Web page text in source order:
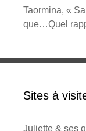
Taormina, «
que…Quel
Sites à
Juliette & ses